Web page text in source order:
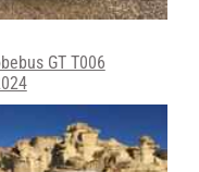
GT T006